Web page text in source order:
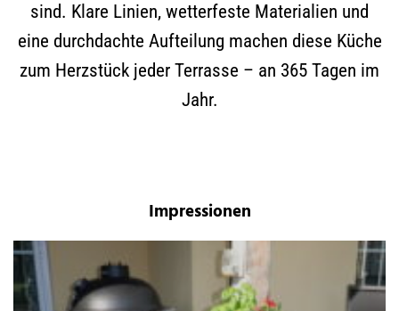
sind. Klare Linien, wetterfeste Materialien und
eine durchdachte Aufteilung machen diese Küche
zum Herzstück jeder Terrasse – an 365 Tagen im
Jahr.
Impressionen